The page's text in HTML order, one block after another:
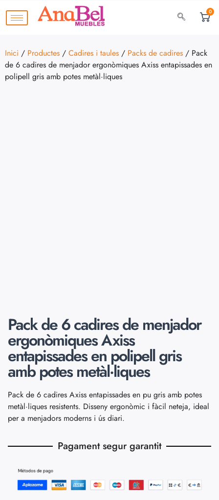
0
Inici / Productes / Cadires i taules / Packs de cadires / Pack
de 6 cadires de menjador ergonòmiques Axiss entapissades en
polipell gris amb potes metàl·liques
Pack de 6 cadires de menjador
ergonòmiques Axiss
entapissades en polipell gris
amb potes metàl·liques
Pack de 6 cadires Axiss entapissades en pu gris amb potes
metàl·liques resistents. Disseny ergonòmic i fàcil neteja, ideal
per a menjadors moderns i ús diari.
Pagament segur garantit